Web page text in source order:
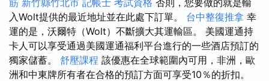
筋 新竹縣竹北市 記帳士 考試資格 否則，您要做的就是輸
入Wolt提供的最近地址並在此處下訂單。 台中整復推拿 幸
運的是，沃爾特（Wolt）不斷擴大其運輸區。 美國運通持
卡人可以享受通過美國運通福利平台進行的一些酒店預訂的
獨家儲蓄。 舒壓課程 該優惠在全球範圍內可用，非洲，歐
洲和中東牌所有者在合格的預訂方面可享受10％的折扣。